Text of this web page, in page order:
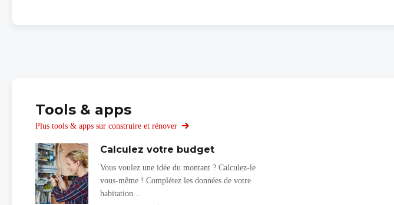
Tools & apps
Plus tools & apps sur construire et rénover
Calculez votre budget
Vous voulez une idée du montant ? Calculez-le
vous-même ! Complétez les données de votre
habitation...